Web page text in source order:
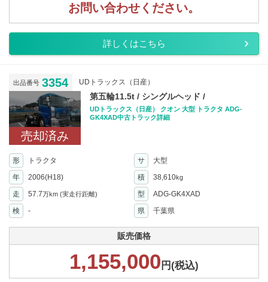
お問い合わせください。
詳しくはこちら
出品番号 3354 UDトラックス（日産）
売却済み
第五輪11.5t / シングルヘッド /
UDトラックス（日産） クオン 大型 トラクタ ADG-
GK4XAD中古トラック詳細
形 トラクタ サ
大型
年
2006(H18) 積 38,610kg
走 57.7万km (実走行距離) 型
ADG-GK4XAD
検
- 県 千葉県
販売価格
1,155,000 円(税込)